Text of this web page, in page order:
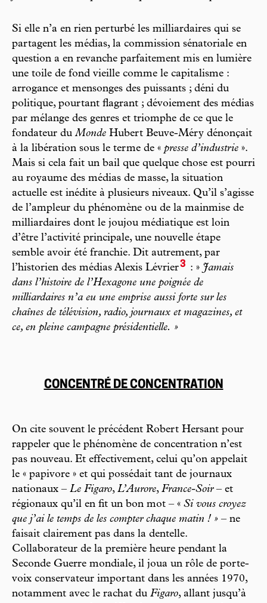
Si elle n’a en rien perturbé les milliardaires qui se
partagent les médias, la commission sénatoriale en
question a en revanche parfaitement mis en lumière
une toile de fond vieille comme le capitalisme :
arrogance et mensonges des puissants ; déni du
politique, pourtant flagrant ; dévoiement des médias
par mélange des genres et triomphe de ce que le
fondateur duMonde Hubert Beuve-Méry dénonçait
à la libération sous le terme de « presse d’industrie ».
Mais si cela fait un bail que quelque chose est pourri
au royaume des médias de masse, la situation
actuelle est inédite à plusieurs niveaux. Qu’il s’agisse
de l’ampleur du phénomène ou de la mainmise de
milliardaires dont le joujou médiatique est loin
d’être l’activité principale, une nouvelle étape
semble avoir été franchie. Dit autrement, par
l’historien des médias Alexis Lévrier3 : » Jamais
dans l’histoire de l’Hexagone une poignée de
milliardaires n’a eu une emprise aussi forte sur les
chaînes de télévision, radio, journaux et magazines, et
ce, en pleine campagne présidentielle. »
CONCENTRÉ DE CONCENTRATION
On cite souvent le précédent Robert Hersant pour
rappeler que le phénomène de concentration n’est
pas nouveau. Et effectivement, celui qu’on appelait
le « papivore » et qui possédait tant de journaux
nationaux – Le Figaro, L’Aurore, France-Soir– et
régionaux qu’il en fit un bon mot – « Si vous croyez
que j’ai le temps de les compter chaque matin ! » – ne
faisait clairement pas dans la dentelle.
Collaborateur de la première heure pendant la
Seconde Guerre mondiale, il joua un rôle de porte-
voix conservateur important dans les années 1970,
notamment avec le rachat du Figaro, allant jusqu’à